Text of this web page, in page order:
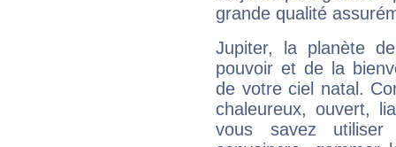
grande qualité
Jupiter, la planète
pouvoir et de la
de votre ciel natal.
chaleureux, ouvert,
vous savez